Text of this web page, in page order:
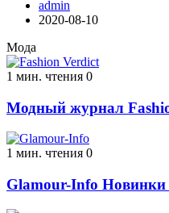
admin
2020-08-10
Мода
1 мин. чтения 0
Модный журнал
1 мин. чтения 0
Glamour-Info Новинки